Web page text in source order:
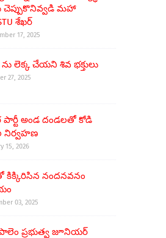
చెప్పుకొనివ్వడి మహా
శేఖర్
17, 2025
లెక్క చేయని శివ భక్తులు
27, 2025
అండ దండలతో కోడి
నిర్వహణ
15, 2026
కిక్కిరిసిన నందనవనం
03, 2025
ప్రభుత్వ జూనియర్